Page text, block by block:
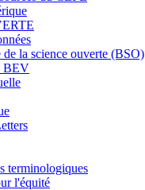
de la science ouverte (BSO)
BEV
terminologiques
l'équité